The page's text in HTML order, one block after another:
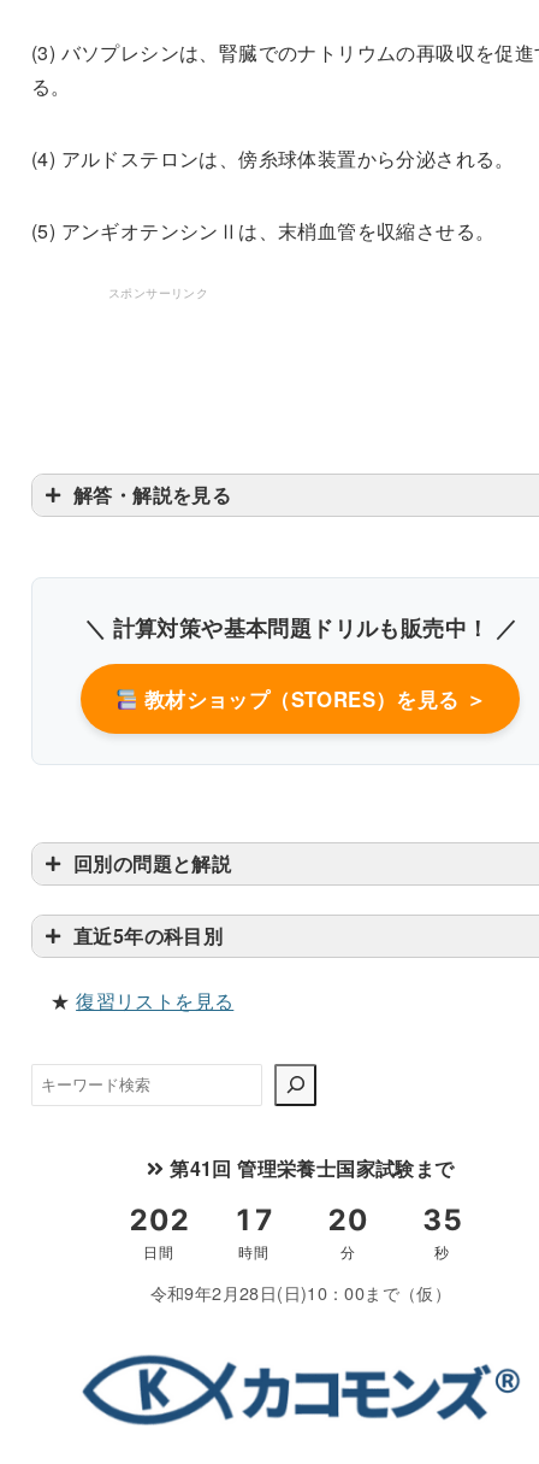
(3) バソプレシンは、腎臓でのナトリウムの再吸収を促
る。
(4) アルドステロンは、傍糸球体装置から分泌される。
(5) アンギオテンシンⅡは、末梢血管を収縮させる。
スポンサーリンク
解答・解説を見る
＼ 計算対策や基本問題ドリルも販売中！ ／
教材ショップ（STORES）を見る ＞
回別の問題と解説
直近5年の科目別
★復習リストを見る
検
索
第41回 管理栄養士国家試験まで
令和9年2月28日(日)10：00まで（仮）